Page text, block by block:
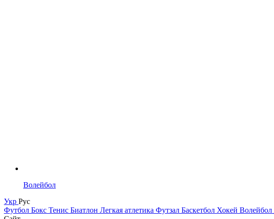
Волейбол
Укр Рус
Футбол Бокс Тенис Биатлон Легкая атлетика Футзал Баскетбол Хокей Волейбол